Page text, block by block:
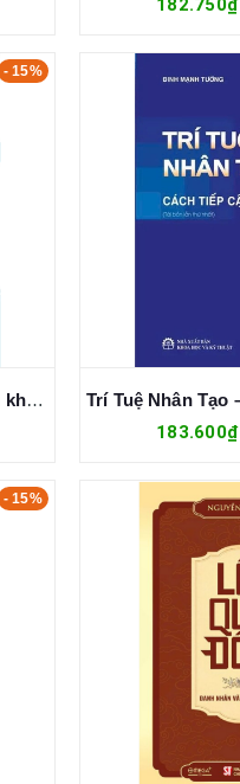
182.750₫
- 15%
Phương pháp luận nghiên cứu khoa học trong kỷ nguyên số - Nguyễn Đăng Tính; Nguyễn Trịnh Chung (đồng chủ biên)
183.600₫
- 15%